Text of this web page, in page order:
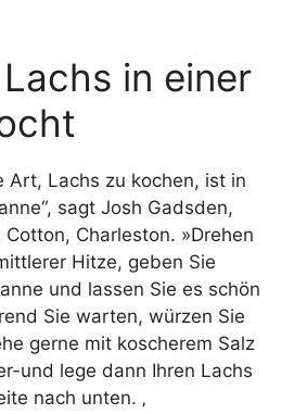
in einer
Art, Lachs zu kochen, ist in
sagt Josh Gadsden,
Charleston. »Drehen
Hitze, geben Sie
und lassen Sie es schön
Sie warten, würzen Sie
gerne mit koscherem Salz
und lege dann Ihren Lachs
nach unten. ‚